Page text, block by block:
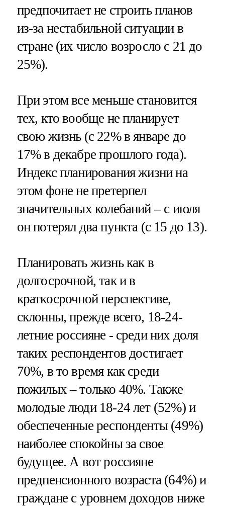
предпочитает не строить планов
из-за нестабильной ситуации в
стране (их число возросло с 21 до
25%).
При этом все меньше становится
тех, кто вообще не планирует
свою жизнь (с 22% в январе до
17% в декабре прошлого года).
Индекс планирования жизни на
этом фоне не претерпел
значительных колебаний – с июля
он потерял два пункта (с 15 до 13).
Планировать жизнь как в
долгосрочной, так и в
краткосрочной перспективе,
склонны, прежде всего, 18-24-
летние россияне - среди них доля
таких респондентов достигает
70%, в то время как среди
пожилых – только 40%. Также
молодые люди 18-24 лет (52%) и
обеспеченные респонденты (49%)
наиболее спокойны за свое
будущее. А вот россияне
предпенсионного возраста (64%) и
граждане с уровнем доходов ниже